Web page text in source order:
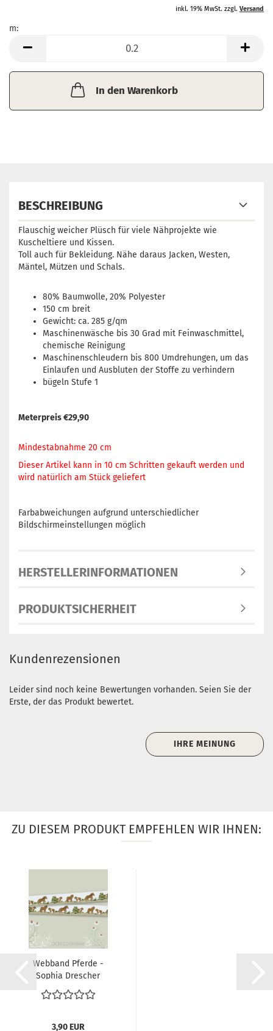
inkl. 19% MwSt. zzgl. Versand
m:
In den Warenkorb
BESCHREIBUNG
Flauschig weicher Plüsch für viele Nähprojekte wie
Kuscheltiere und Kissen.
Toll auch für Bekleidung. Nähe daraus Jacken, Westen,
Mäntel, Mützen und Schals.
80% Baumwolle, 20% Polyester
150 cm breit
Gewicht: ca. 285 g/qm
Maschinenwäsche bis 30 Grad mit Feinwaschmittel,
chemische Reinigung
Maschinenschleudern bis 800 Umdrehungen, um das
Einlaufen und Ausbluten der Stoffe zu verhindern
bügeln Stufe 1
Meterpreis €29,90
Mindestabnahme 20 cm
Dieser Artikel kann in 10 cm Schritten gekauft werden und
wird natürlich am Stück geliefert
Farbabweichungen aufgrund unterschiedlicher
Bildschirmeinstellungen möglich
HERSTELLERINFORMATIONEN
PRODUKTSICHERHEIT
Kundenrezensionen
Leider sind noch keine Bewertungen vorhanden. Seien Sie der
Erste, der das Produkt bewertet.
IHRE MEINUNG
ZU DIESEM PRODUKT EMPFEHLEN WIR IHNEN:
Webband Pferde -
Sophia Drescher
3,90 EUR